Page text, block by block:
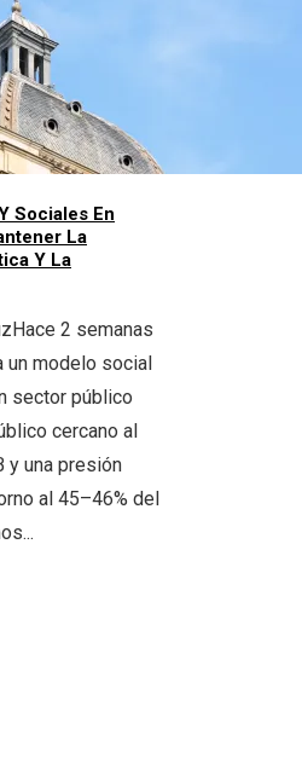
Sociales En
La
Y La
Hace 2 semanas
un modelo social
sector público
cercano al
y una presión
al 45–46% del